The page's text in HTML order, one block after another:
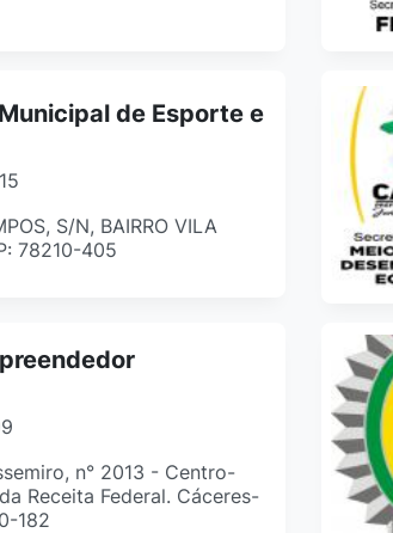
de Esporte e
S/N, BAIRRO VILA
78210-405
n° 2013 - Centro-
Receita Federal. Cáceres-
182